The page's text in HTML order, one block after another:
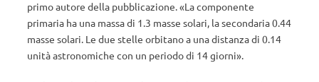
primo autore della pubblicazione. «La componente
primaria ha una massa di 1.3 masse solari, la secondaria 0.44
masse solari. Le due stelle orbitano a una distanza di 0.14
unità astronomiche con un periodo di 14 giorni».